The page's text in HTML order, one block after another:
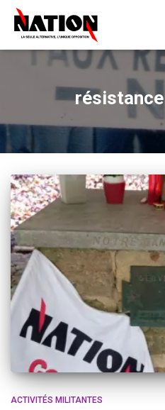
ACTIVITÉS MILITANTES